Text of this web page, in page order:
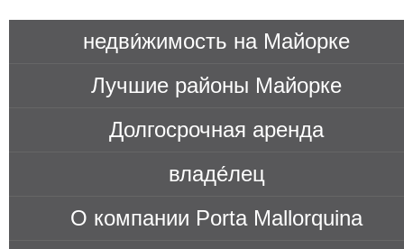
недви́жимость на Майорке
Лучшие районы Майорке
Долгосрочная аренда
владе́лец
О компании Porta Mallorquina